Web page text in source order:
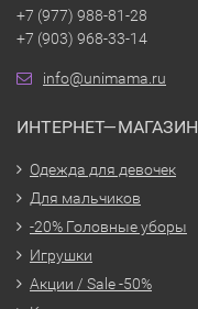
+7 (977) 988-81-28
+7 (903) 968-33-14
info@unimama.ru
ИНТЕРНЕТ—МАГАЗИН
Одежда для девочек
Для мальчиков
-20% Головные уборы
Игрушки
Акции / Sale -50%